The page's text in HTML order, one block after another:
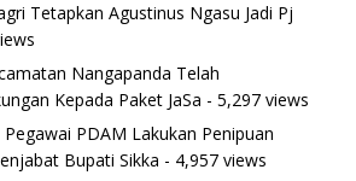
Tetapkan Agustinus Ngasu Jadi Pj
Nangapanda Telah
Kepada Paket JaSa - 5,297 views
PDAM Lakukan Penipuan
Bupati Sikka - 4,957 views